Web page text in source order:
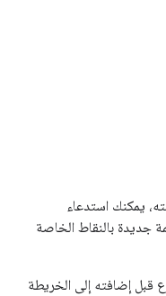
استدعاء
بالنقاط الخاصة
إلى الخريطة